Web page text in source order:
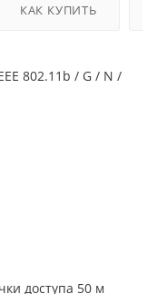
КАК КУПИТЬ
802.11b / G / N /
доступа 50 м